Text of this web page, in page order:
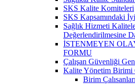
SKS Kalite Komiteleri
SKS Kapsamındaki
Sağlık Hizmeti
Değerlendirilmesine
İSTENMEYEN
FORMU
Çalışan Güvenliği
Kalite Yönetim Birimi
Birim Çalısanları